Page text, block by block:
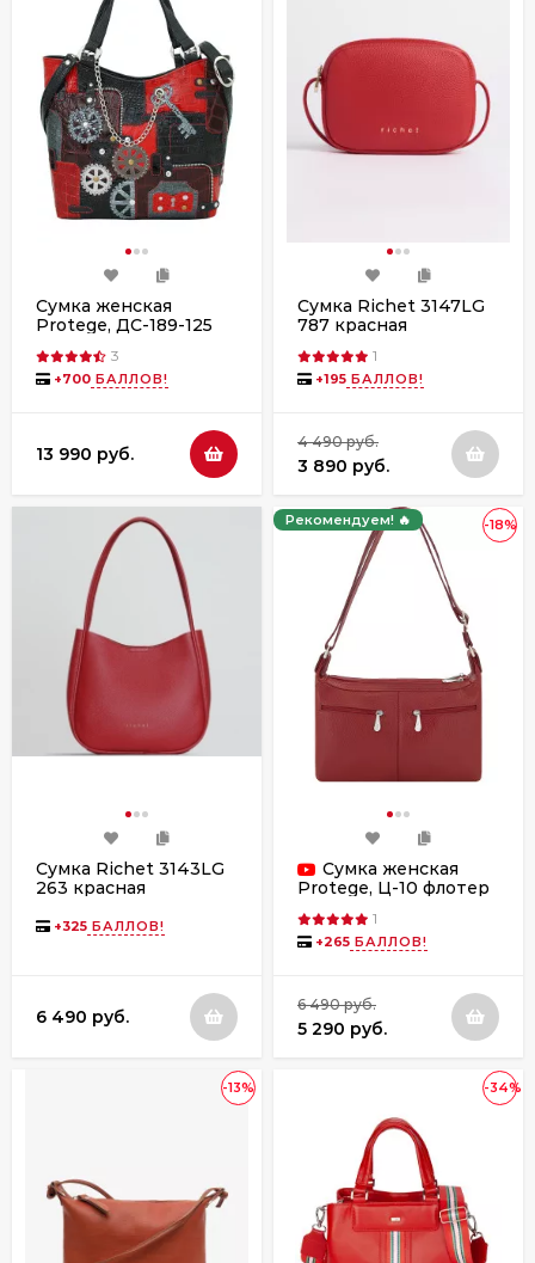
Сумка женская
Protege, ДС-189-125
3
+700 БАЛЛОВ!
13 990 руб.
Сумка Richet 3147LG
787 красная
1
+195 БАЛЛОВ!
4 490 руб.
3 890 руб.
Сумка Richet 3143LG
263 красная
+325 БАЛЛОВ!
6 490 руб.
-18%
Рекомендуем! 🔥
Сумка женская
Protege, Ц-10 флотер
1
+265 БАЛЛОВ!
6 490 руб.
5 290 руб.
-13% -34%